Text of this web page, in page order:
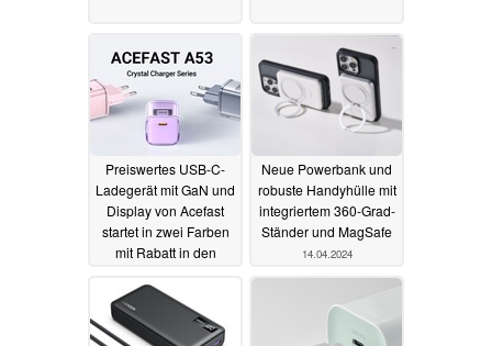
Preiswertes USB-C-
Ladegerät mit GaN und
Display von Acefast
startet in zwei Farben
mit Rabatt in den
Neue Powerbank und
robuste Handyhülle mit
integriertem 360-Grad-
Ständer und MagSafe
14.04.2024